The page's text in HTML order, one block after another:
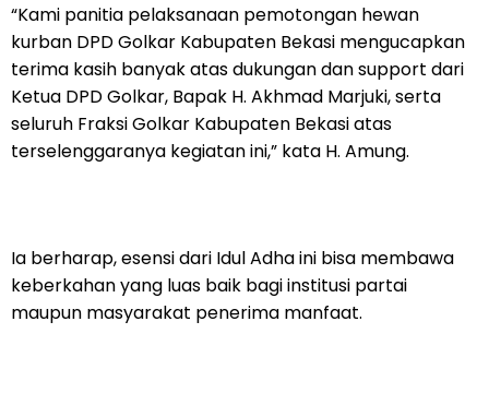
“Kami panitia pelaksanaan pemotongan hewan
kurban DPD Golkar Kabupaten Bekasi mengucapkan
terima kasih banyak atas dukungan dan support dari
Ketua DPD Golkar, Bapak H. Akhmad Marjuki, serta
seluruh Fraksi Golkar Kabupaten Bekasi atas
terselenggaranya kegiatan ini,” kata H. Amung.
Ia berharap, esensi dari Idul Adha ini bisa membawa
keberkahan yang luas baik bagi institusi partai
maupun masyarakat penerima manfaat.